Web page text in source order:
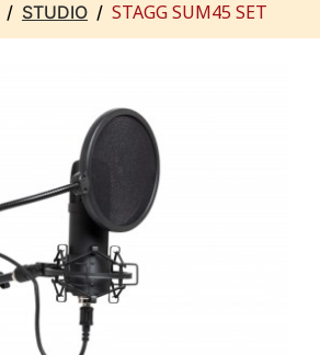
STUDIO STAGG SUM45 SET